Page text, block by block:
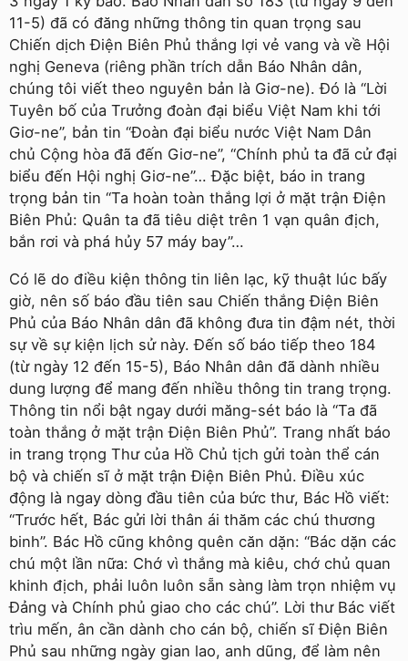
11-5) đã có đăng những thông tin quan trọng sau
Chiến dịch Ðiện Biên Phủ thắng lợi vẻ vang và về Hội
nghị Geneva (riêng phần trích dẫn Báo Nhân dân,
chúng tôi viết theo nguyên bản là Giơ-ne). Ðó là “Lời
Tuyên bố của Trưởng đoàn đại biểu Việt Nam khi tới
Giơ-ne”, bản tin “Ðoàn đại biểu nước Việt Nam Dân
chủ Cộng hòa đã đến Giơ-ne”, “Chính phủ ta đã cử đại
biểu đến Hội nghị Giơ-ne”… Ðặc biệt, báo in trang
trọng bản tin “Ta hoàn toàn thắng lợi ở mặt trận Ðiện
Biên Phủ: Quân ta đã tiêu diệt trên 1 vạn quân địch,
bắn rơi và phá hủy 57 máy bay”…
Có lẽ do điều kiện thông tin liên lạc, kỹ thuật lúc bấy
giờ, nên số báo đầu tiên sau Chiến thắng Ðiện Biên
Phủ của Báo Nhân dân đã không đưa tin đậm nét, thời
sự về sự kiện lịch sử này. Ðến số báo tiếp theo 184
(từ ngày 12 đến 15-5), Báo Nhân dân đã dành nhiều
dung lượng để mang đến nhiều thông tin trang trọng.
Thông tin nổi bật ngay dưới măng-sét báo là “Ta đã
toàn thắng ở mặt trận Ðiện Biên Phủ”. Trang nhất báo
in trang trọng Thư của Hồ Chủ tịch gửi toàn thể cán
bộ và chiến sĩ ở mặt trận Ðiện Biên Phủ. Ðiều xúc
động là ngay dòng đầu tiên của bức thư, Bác Hồ viết:
“Trước hết, Bác gửi lời thân ái thăm các chú thương
binh”. Bác Hồ cũng không quên căn dặn: “Bác dặn các
chú một lần nữa: Chớ vì thắng mà kiêu, chớ chủ quan
khinh địch, phải luôn luôn sẵn sàng làm trọn nhiệm vụ
Ðảng và Chính phủ giao cho các chú”. Lời thư Bác viết
trìu mến, ân cần dành cho cán bộ, chiến sĩ Ðiện Biên
Phủ sau những ngày gian lao, anh dũng, để làm nên